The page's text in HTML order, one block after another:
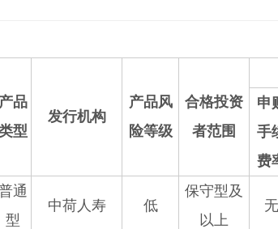
产品
型
发行机构
产品风
险等级
合格投资
者范围
申
手
费
通
型
中荷人寿 低
保守型及
以上
无